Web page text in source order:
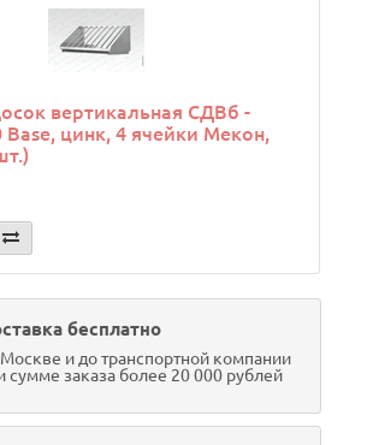
вертикальная СДВб -
Base, цинк, 4 ячейки Мекон,
бесплатно
и до транспортной компании
сумме заказа более 20 000 рублей